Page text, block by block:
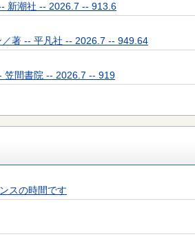
新潮社 -- 2026.7 -- 913.6
著 -- 平凡社 -- 2026.7 -- 949.64
笠間書院 -- 2026.7 -- 919
スの時間です